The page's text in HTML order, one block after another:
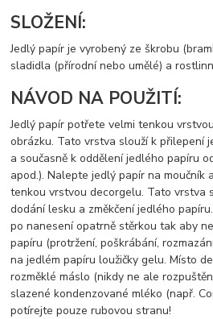
SLOŽENÍ:
Jedlý papír je vyrobený ze škrobu
sladidla (přírodní nebo umělé) a
NÁVOD NA POUŽITÍ:
Jedlý papír potřete velmi tenkou
obrázku. Tato vrstva slouží k přilepení
a současně k oddělení jedlého papíru
apod.). Nalepte jedlý papír na moučník
tenkou vrstvou decorgelu. Tato vrstva
dodání lesku a změkčení jedlého
po nanesení opatrně stěrkou tak aby
papíru (protržení, poškrábání,
na jedlém papíru loužičky gelu. Místo
rozměklé máslo (nikdy ne ale
slazené kondenzované mléko (např.
potírejte pouze rubovou stranu!